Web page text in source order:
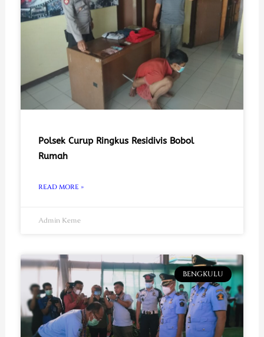
Polsek Curup Ringkus Residivis Bobol
Rumah
READ MORE »
Admin Keme
BENGKULU